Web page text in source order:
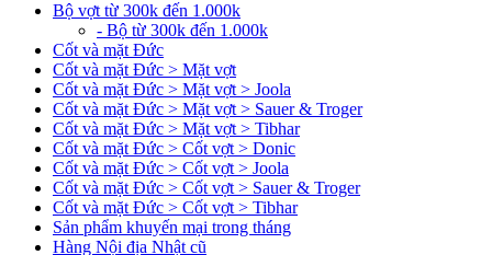
Bộ vợt từ 300k đến 1.000k
- Bộ từ 300k đến 1.000k
Cốt và mặt Đức
Cốt và mặt Đức > Mặt vợt
Cốt và mặt Đức > Mặt vợt > Joola
Cốt và mặt Đức > Mặt vợt > Sauer & Troger
Cốt và mặt Đức > Mặt vợt > Tibhar
Cốt và mặt Đức > Cốt vợt > Donic
Cốt và mặt Đức > Cốt vợt > Joola
Cốt và mặt Đức > Cốt vợt > Sauer & Troger
Cốt và mặt Đức > Cốt vợt > Tibhar
Sản phẩm khuyến mại trong tháng
Hàng Nội địa Nhật cũ